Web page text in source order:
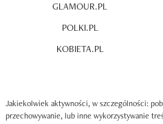
GLAMOUR.PL
POLKI.PL
KOBIETA.PL
Jakiekolwiek aktywności, w szczególności:
przechowywanie, lub inne wykorzystywanie